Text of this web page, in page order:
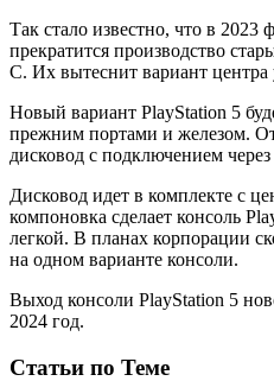
Так стало известно, что в
прекратится производство
C. Их вытеснит вариант
Новый вариант PlayStation 5
прежним портами и железом.
дисковод с подключением
Дисковод идет в комплекте с
компоновка сделает консоль
легкой. В планах корпорации
на одном варианте консоли.
Выход консоли PlayStation 5
2024 год.
Статьи по Теме